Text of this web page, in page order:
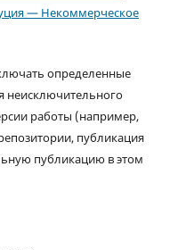
— Некоммерческое
определенные
неисключительного
работы (например,
публикация
публикацию в этом